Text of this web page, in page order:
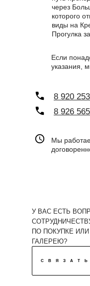
8 920
8 926
У ВАС ЕСТЬ
ПО ПОКУПКЕ
ГАЛЕРЕЮ?
через
которого
виды на
Прогулка
Если
указания,
Мы